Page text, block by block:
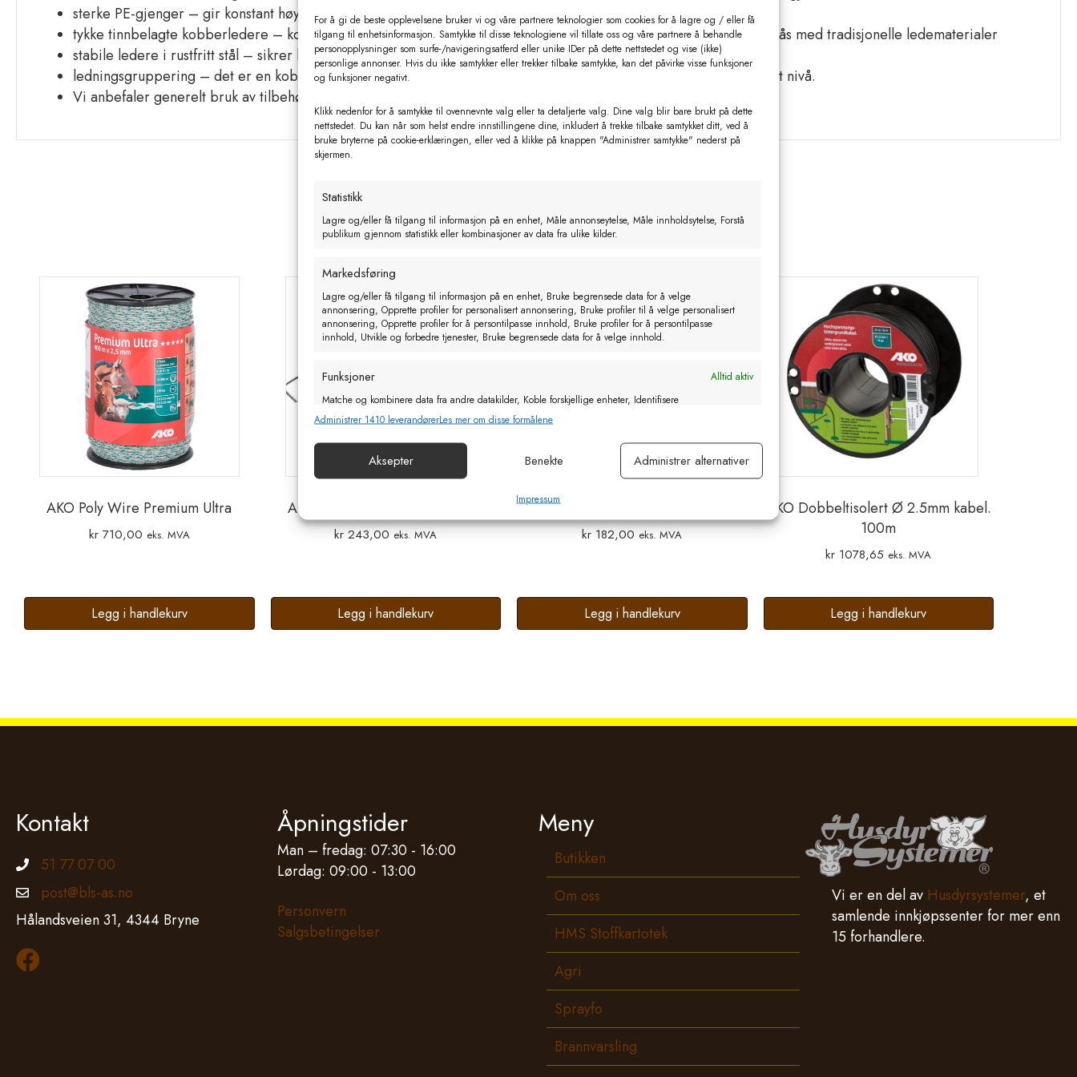
For å gi de beste opplevelsene bruker vi og våre partnere teknologier som cookies for å lagre og / eller få
tilgang til enhetsinformasjon. Samtykke til disse teknologiene vil tillate oss og våre partnere å behandle
personopplysninger som surfe-/navigeringsatferd eller unike IDer på dette nettstedet og vise (ikke)
personlige annonser. Hvis du ikke samtykker eller trekker tilbake samtykke, kan det påvirke visse funksjoner
og funksjoner negativt.
Klikk nedenfor for å samtykke til ovennevnte valg eller ta detaljerte valg. Dine valg blir bare brukt på dette
nettstedet. Du kan når som helst endre innstillingene dine, inkludert å trekke tilbake samtykket ditt, ved å
bruke bryterne på cookie-erklæringen, eller ved å klikke på knappen "Administrer samtykke" nederst på
skjermen.
Statistikk
Lagre og/eller få tilgang til informasjon på en enhet, Måle annonseytelse, Måle innholdsytelse, Forstå
publikum gjennom statistikk eller kombinasjoner av data fra ulike kilder.
Markedsføring
Lagre og/eller få tilgang til informasjon på en enhet, Bruke begrensede data for å velge
annonsering, Opprette profiler for personalisert annonsering, Bruke profiler til å velge personalisert
annonsering, Opprette profiler for å persontilpasse innhold, Bruke profiler for å persontilpasse
innhold, Utvikle og forbedre tjenester, Bruke begrensede data for å velge innhold.
Funksjoner
Alltid aktiv
Matche og kombinere data fra andre datakilder, Koble forskjellige enheter, Identifisere
enheter basert på informasjon som overføres automatisk.
Sørge for sikkerhet, forhindre og oppdage svindel og rette feil, Levere
og vise annonser og innhold, Lagre og kommunisere personvernvalg.
Alltid aktiv
Administrer 1410 leverandørerLes mer om disse formålene
Aksepter Benekte Administrer alternativer
Impressum
sterke PE-gjenger – gir konstant høy bruddstyrke på gjerdesystemet ditt
tykke tinnbelagte kobberledere – kobberlederne betyr at ledningsevnen er 40 ganger høyere enn den som oppnås med tradisjonelle ledematerialer
stabile ledere i rustfritt stål – sikrer lang levetid
ledningsgruppering – det er en kobling av to strømførende ledninger for å holde gjerdespenningen på et konstant nivå.
Vi anbefaler generelt bruk av tilbehør i rustfritt stål (koblinger, grindhåndtak)
Relaterte produkter
AKO Poly Wire Premium Ultra
kr710,00 eks. MVA
Legg i handlekurv
AKO E-line gate kit 4.5 – 9.0 m
kr 243,00 eks. MVA
Legg i handlekurv
AKO Isolert kabel Ø1.6mm. 25m
kr 182,00 eks. MVA
Legg i handlekurv
AKO Dobbeltisolert Ø 2.5mm kabel.
100m
kr 1078,65 eks. MVA
Legg i handlekurv
Kontakt
Telefonnummer
51 77 07 00
Epostadresse
post@bls-as.no
Hålandsveien 31, 4344 Bryne
Les mer om oss på Facebook
Åpningstider
Man – fredag: 07:30 - 16:00
Lørdag: 09:00 - 13:00
Personvern
Salgsbetingelser
Meny
Butikken
Om oss
HMS Stoffkartotek
Agri
Sprayfo
Brannvarsling
Vi er en del av Husdyrsystemer, et
samlende innkjøpssenter for mer enn
15 forhandlere.